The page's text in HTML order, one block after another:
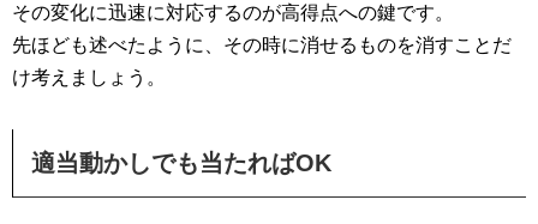
その変化に迅速に対応するのが高得点への鍵です。
先ほども述べたように、その時に消せるものを消すことだ
け考えましょう。
適当動かしでも当たればOK